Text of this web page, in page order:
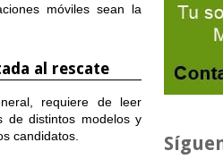
móviles sean la
al rescate
requiere de leer
de distintos modelos y
candidatos.